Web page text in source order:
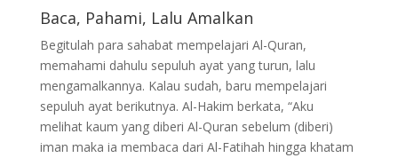
Baca, Pahami, Lalu Amalkan
Begitulah para sahabat mempelajari Al-Quran,
memahami dahulu sepuluh ayat yang turun, lalu
mengamalkannya. Kalau sudah, baru mempelajari
sepuluh ayat berikutnya. Al-Hakim berkata, “Aku
melihat kaum yang diberi Al-Quran sebelum (diberi)
iman maka ia membaca dari Al-Fatihah hingga khatam